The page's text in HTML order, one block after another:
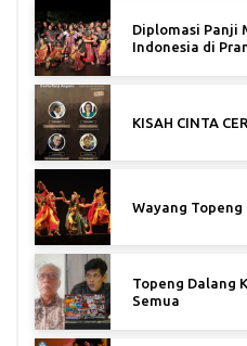
Diplomasi Panji
Indonesia di
KISAH CINTA
Wayang Topeng
Topeng Dalang
Semua